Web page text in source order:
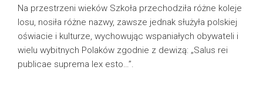
Na przestrzeni wieków Szkoła przechodziła różne koleje
losu, nosiła różne nazwy, zawsze jednak służyła polskiej
oświacie i kulturze, wychowując wspaniałych obywateli i
wielu wybitnych Polaków zgodnie z dewizą: „Salus rei
publicae suprema lex esto…”.